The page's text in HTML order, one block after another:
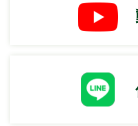
2026年08月02
ひとり親家庭
2026年08月02